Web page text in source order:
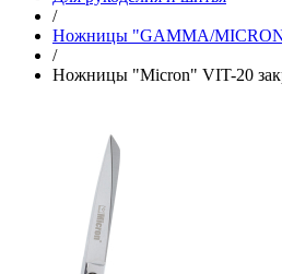
/
Ножницы "GAMMA/
/
Ножницы "Micron" VIT-20